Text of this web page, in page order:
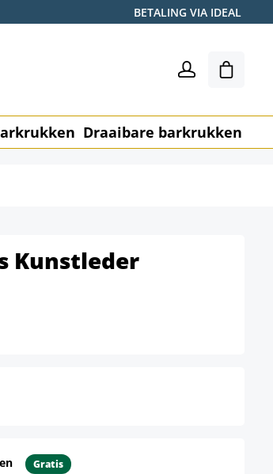
BETALING VIA IDEAL
Draaibare barkrukken
Kunstleder
Gratis